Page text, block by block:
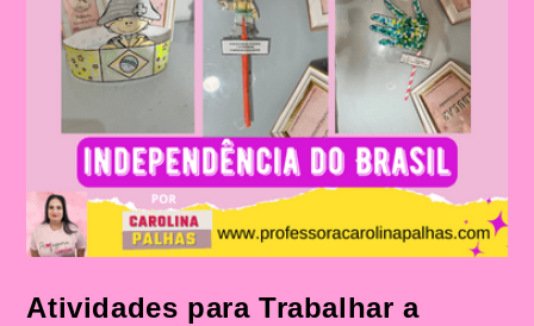
Atividades para Trabalhar a